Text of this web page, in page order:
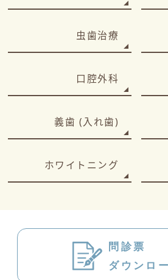
虫歯治療
口腔外科
義歯 (入れ歯)
ホワイトニング
問診票
ダウンロ